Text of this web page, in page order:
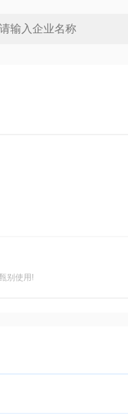
别使用!